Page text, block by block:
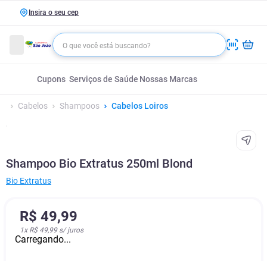
Insira o seu cep
Cupons Serviços de Saúde Nossas Marcas
Cabelos Shampoos Cabelos Loiros
Shampoo Bio Extratus 250ml Blond
Bio Extratus
R$ 49,99
1x R$ 49,99s/ juros
Carregando...